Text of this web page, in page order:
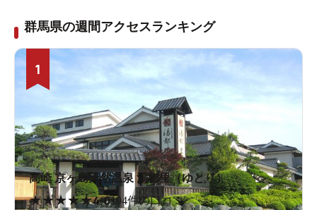
群馬県の週間アクセスランキング
1
高崎 京ヶ島天然温泉 湯都里（ゆとり）
★★★★★4.0194件の口コミ